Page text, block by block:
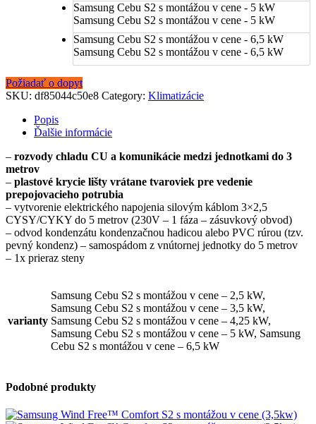
Samsung Cebu S2 s montážou v cene - 5 kW
Samsung Cebu S2 s montážou v cene - 5 kW
Samsung Cebu S2 s montážou v cene - 6,5 kW
Samsung Cebu S2 s montážou v cene - 6,5 kW
Požiadať o dopyt
SKU: df85044c50e8 Category: Klimatizácie
Popis
Ďalšie informácie
– rozvody chladu CU a komunikácie medzi jednotkami do 3
metrov
– plastové krycie lišty vrátane tvaroviek pre vedenie
prepojovacieho potrubia
– vytvorenie elektrického napojenia silovým káblom 3×2,5
CYSY/CYKY do 5 metrov (230V – 1 fáza – zásuvkový obvod)
– odvod kondenzátu kondenzačnou hadicou alebo PVC rúrou (tzv.
pevný kondenz) – samospádom z vnútornej jednotky do 5 metrov
– 1x prieraz steny
varianty
Samsung Cebu S2 s montážou v cene – 2,5 kW,
Samsung Cebu S2 s montážou v cene – 3,5 kW,
Samsung Cebu S2 s montážou v cene – 4,25 kW,
Samsung Cebu S2 s montážou v cene – 5 kW, Samsung
Cebu S2 s montážou v cene – 6,5 kW
Podobné produkty